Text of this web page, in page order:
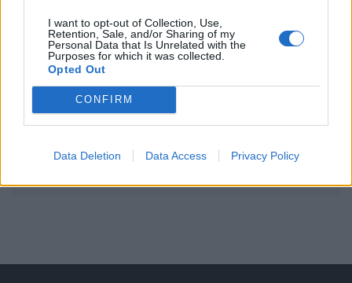
I want to opt-out of Collection, Use,
Retention, Sale, and/or Sharing of my
Personal Data that Is Unrelated with the
Purposes for which it was collected.
Opted Out
CONFIRM
Data Deletion Data Access Privacy Policy
Portfolio.hu teljes cikkarchívum
Kötéslisták: BÉT elmúlt 2 év napon belüli
kötéslistái
Előfizetés